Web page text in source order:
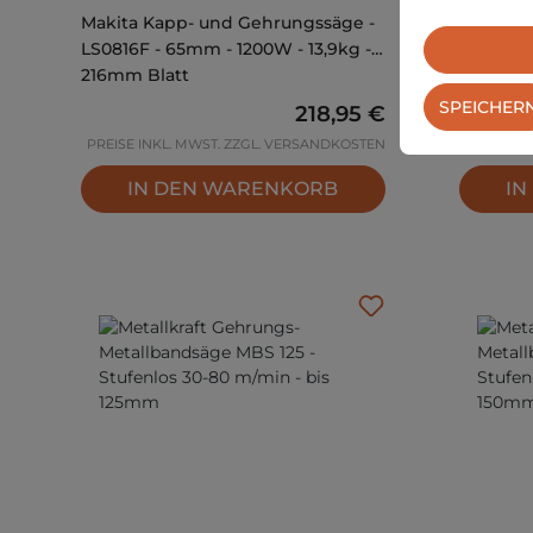
Makita Kapp- und Gehrungssäge -
LS0816F - 65mm - 1200W - 13,9kg -
216mm Blatt
Regulärer Preis:
218,95 €
PREISE INKL. MWST. ZZGL. VERSANDKOSTEN
IN DEN WARENKORB
Makita
IN